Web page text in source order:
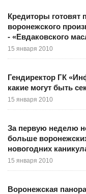
Кредиторы готовят
воронежского
- «Евдаковского
15 января 2010
Гендиректор ГК
какие могут быть
15 января 2010
За первую неделю
больше
новогодних
15 января 2010
Воронежская